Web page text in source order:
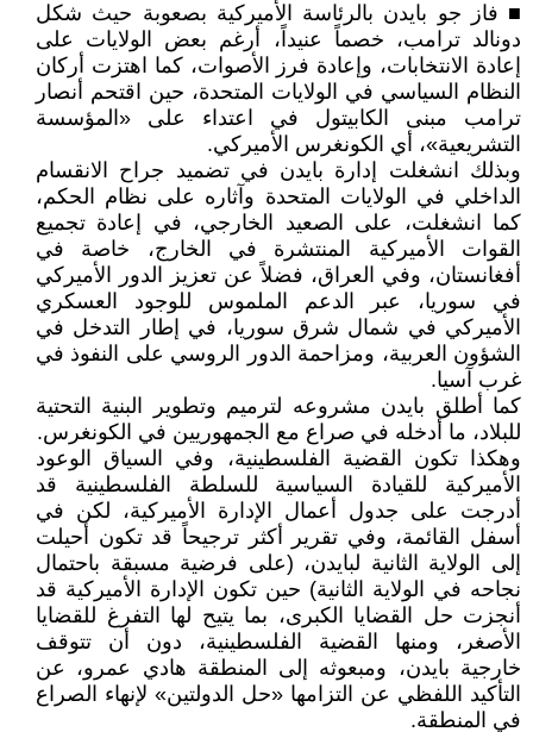
■ فاز جو بايدن بالرئاسة الأميركية بصعوبة حيث شكل
دونالد ترامب، خصماً عنيداً، أرغم بعض الولايات على
إعادة الانتخابات، وإعادة فرز الأصوات، كما اهتزت أركان
النظام السياسي في الولايات المتحدة، حين اقتحم أنصار
ترامب مبنى الكابيتول في اعتداء على «المؤسسة
التشريعية»، أي الكونغرس الأميركي.
وبذلك انشغلت إدارة بايدن في تضميد جراح الانقسام
الداخلي في الولايات المتحدة وآثاره على نظام الحكم،
كما انشغلت، على الصعيد الخارجي، في إعادة تجميع
القوات الأميركية المنتشرة في الخارج، خاصة في
أفغانستان، وفي العراق، فضلاً عن تعزيز الدور الأميركي
في سوريا، عبر الدعم الملموس للوجود العسكري
الأميركي في شمال شرق سوريا، في إطار التدخل في
الشؤون العربية، ومزاحمة الدور الروسي على النفوذ في
غرب آسيا.
كما أطلق بايدن مشروعه لترميم وتطوير البنية التحتية
للبلاد، ما أدخله في صراع مع الجمهوريين في الكونغرس.
وهكذا تكون القضية الفلسطينية، وفي السياق الوعود
الأميركية للقيادة السياسية للسلطة الفلسطينية قد
أدرجت على جدول أعمال الإدارة الأميركية، لكن في
أسفل القائمة، وفي تقرير أكثر ترجيحاً قد تكون أحيلت
إلى الولاية الثانية لبايدن، (على فرضية مسبقة باحتمال
نجاحه في الولاية الثانية) حين تكون الإدارة الأميركية قد
أنجزت حل القضايا الكبرى، بما يتيح لها التفرغ للقضايا
الأصغر، ومنها القضية الفلسطينية، دون أن تتوقف
خارجية بايدن، ومبعوثه إلى المنطقة هادي عمرو، عن
التأكيد اللفظي عن التزامها «حل الدولتين» لإنهاء الصراع
في المنطقة.